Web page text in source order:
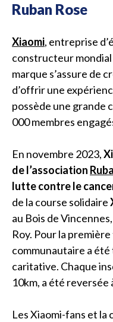
Ruban Rose
Xiaomi, entreprise
constructeur
marque s’assure de
d’offrir une
possède une grande
000 membres
En novembre 2023,
de l’association
lutte contre le
de la course solidaire
au Bois de
Roy. Pour la
communautaire a
caritative. Chaque
10km, a été reversée
Les Xiaomi-fans et la